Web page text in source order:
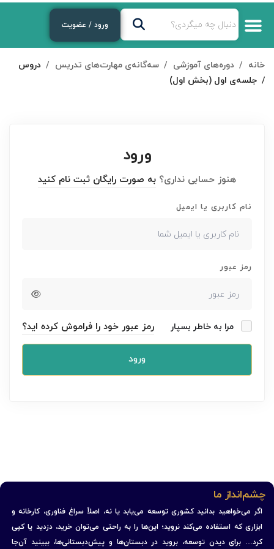
ورود / عضویت
خانه دوره‌های آموزشی سه‌گانه‌ی مهارت‌های تدریس
دروس
جلسه‌ی اول (بخش اول)
ورود
هنوز حسابی نداری؟ به صورت رایگان ثبت نام کنید
نام کاربری یا ایمیل
رمز عبور
مرا به خاطر بسپار رمز عبور خود را فراموش کرده اید؟
ورود
چشم‌انداز ما
اگر می‌خواهید بدانید کشوری توسعه می‌یابد یا نه، اصلاً سراغ فناوری، کارخانه و
ابزاری که استفاده می‌کند نروید؛ این‌ها را به راحتی می‌توان خرید، دزدید یا کپی
کرد… برای دیدن توسعه، بروید در دبستان‌ها و پیش‌دبستانی‌ها، ببینید آن‌جا